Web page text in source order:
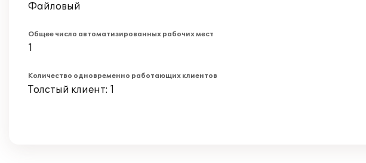
Файловый
Общее число автоматизированных рабочих мест
1
Количество одновременно работающих клиентов
Толстый клиент: 1